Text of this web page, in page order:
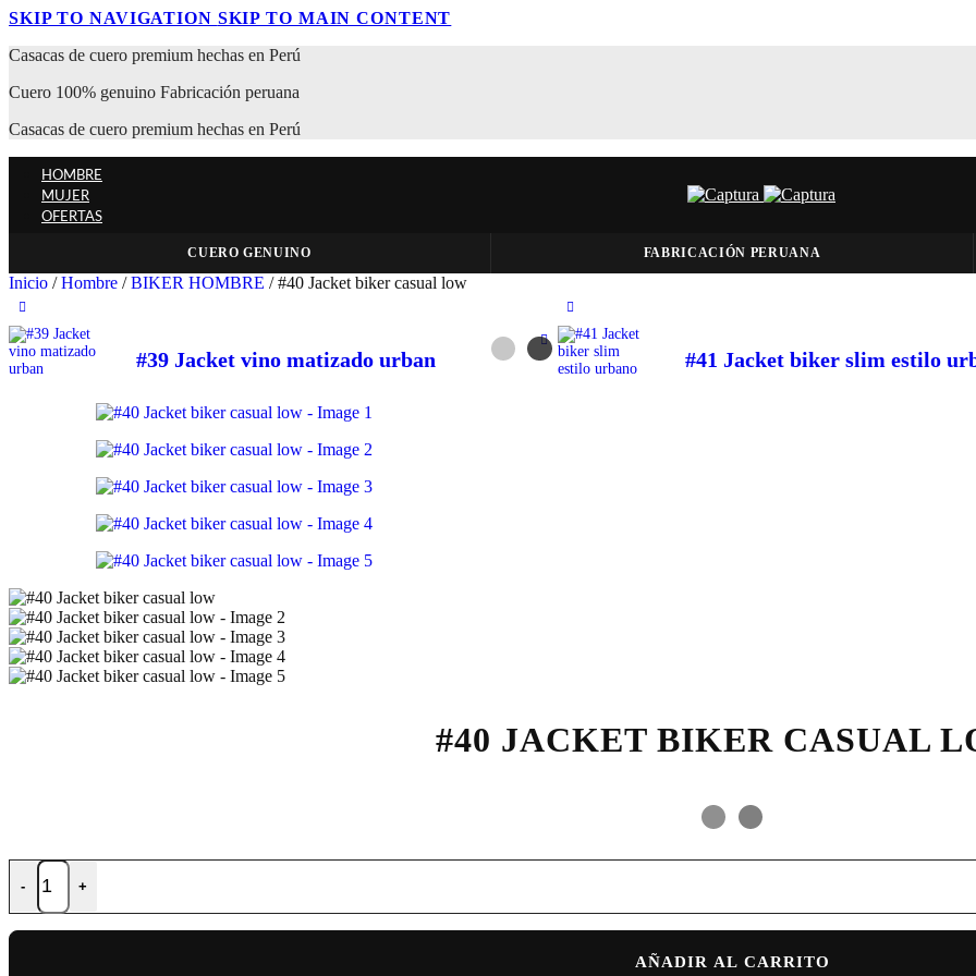
SKIP TO NAVIGATION SKIP TO MAIN CONTENT
Casacas de cuero premium hechas en Perú
Cuero 100% genuino Fabricación peruana
Casacas de cuero premium hechas en Perú
HOMBRE
MUJER
OFERTAS
CUERO GENUINO FABRICACIÓN PERUANA
Inicio / Hombre / BIKER HOMBRE / #40 Jacket biker casual low
#39 Jacket vino matizado urban #41 Jacket biker slim estilo
#40 JACKET BIKER CASUAL
- +
AÑADIR AL CARRITO